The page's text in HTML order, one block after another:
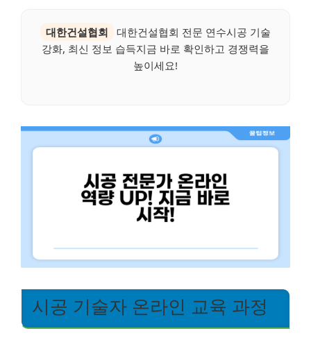
대한건설협회
대한건설협회 전문 연수시공 기술
강화, 최신 정보 습득지금 바로 확인하고 경쟁력을
높이세요!
시공 기술자 온라인 교육 과정